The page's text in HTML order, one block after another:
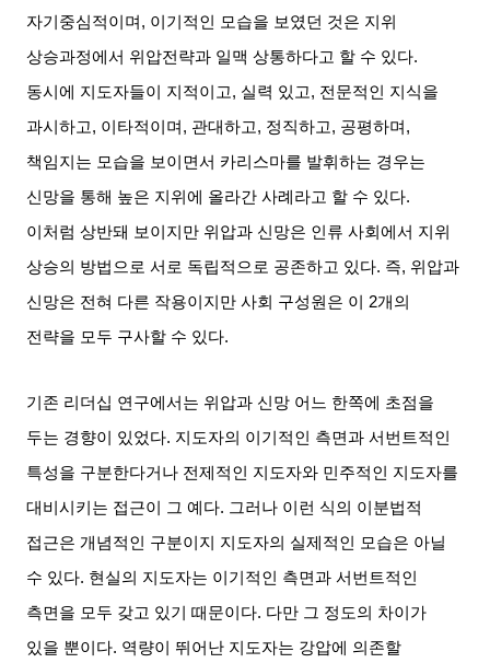
자기중심적이며 , 이기적인 모습을 보였던 것은 지위
상승과정에서 위압전략과 일맥 상통하다고 할 수 있다.
동시에 지도자들이 지적이고, 실력 있고, 전문적인 지식을
과시하고, 이타적이며 , 관대하고, 정직하고, 공평하며 ,
책임지는 모습을 보이면서 카리스마를 발휘하는 경우는
신망을 통해 높은 지위에 올라간 사례라고 할 수 있다.
이처럼 상반돼 보이지만 위압과 신망은 인류 사회에서 지위
상승의 방법으로 서로 독립적으로 공존하고 있다. 즉, 위압과
신망은 전혀 다른 작용이지만 사회 구성원은 이
2개의
전략을 모두 구사할 수 있다.
기존 리더십 연구에서는 위압과 신망 어느 한쪽에 초점을
두는 경향이 있었다. 지도자의 이기적인 측면과 서번트적인
특성을 구분한다거나 전제적인 지도자와 민주적인 지도자를
대비시키는 접근이 그 예다. 그러나 이런 식의 이분법적
접근은 개념적인 구분이지 지도자의 실제적인 모습은 아닐
수 있다. 현실의 지도자는 이기적인 측면과 서번트적인
측면을 모두 갖고 있기 때문이다. 다만 그 정도의 차이가
있을 뿐이다. 역량이 뛰어난 지도자는 강압에 의존할